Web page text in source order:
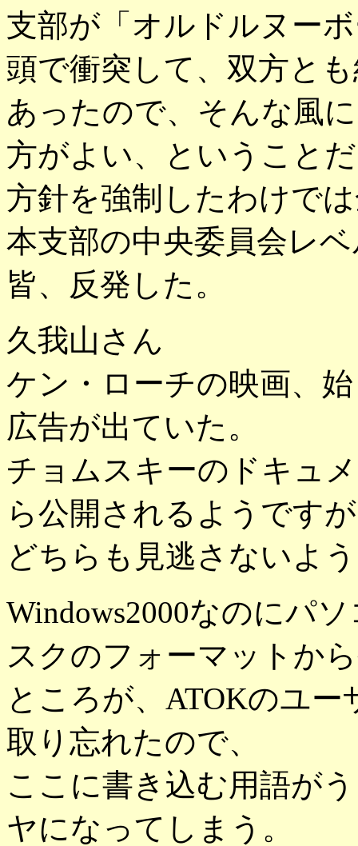
支部が「オルドルヌー
頭で衝突して、双方と
あったので、そんな風
方がよい、ということ
方針を強制したわけで
本支部の中央委員会レ
皆、反発した。
久我山さん
ケン・ローチの映画、
広告が出ていた。
チョムスキーのドキュ
ら公開されるようです
どちらも見逃さないよ
Windows2000なのにパ
スクのフォーマットか
ところが、ATOKのユ
取り忘れたので、
ここに書き込む用語が
ヤになってしまう。